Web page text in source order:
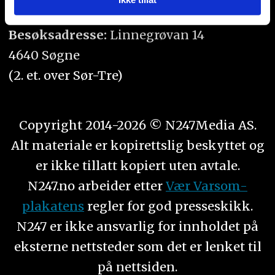
eller som de har samlet inn gjennom din bruk av
tjenestene deres.
Besøksadresse: Linnegrøvan 14
4640 Søgne
(2. et. over Sør-Tre)
Copyright 2014-2026 © N247Media AS.
Alt materiale er kopirettslig beskyttet og
er ikke tillatt kopiert uten avtale.
N247.no arbeider etter Vær Varsom-
plakatens regler for god presseskikk.
N247 er ikke ansvarlig for innholdet på
eksterne nettsteder som det er lenket til
på nettsiden.